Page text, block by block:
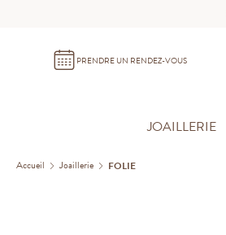
PRENDRE UN RENDEZ-VOUS
JOAILLERIE
Accueil Joaillerie FOLIE